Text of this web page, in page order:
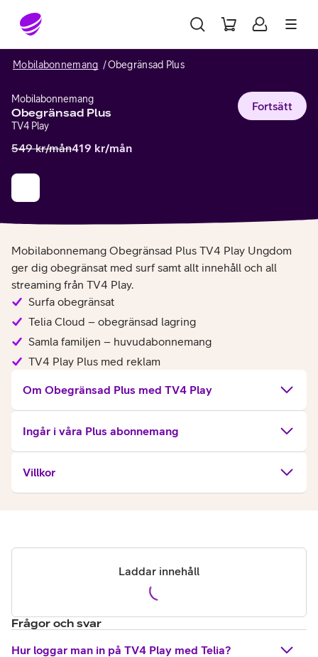
Gå till sidans innehåll
Mobilabonnemang Obegränsad Plus
Mobilabonnemang
Obegränsad Plus
TV4 Play
Fortsätt
549 kr/mån419 kr/mån
Mobilabonnemang Obegränsad Plus TV4 Play Ungdom
ger dig obegränsat med surf samt allt innehåll och all
streaming från TV4 Play.
Surfa obegränsat
Telia Cloud – obegränsad lagring
Samla familjen – huvudabonnemang
TV4 Play Plus med reklam
Om Obegränsad Plus med TV4 Play
Ingår i våra Plus abonnemang
Villkor
Laddar innehåll
Frågor och svar
Hur loggar man in på TV4 Play med Telia?